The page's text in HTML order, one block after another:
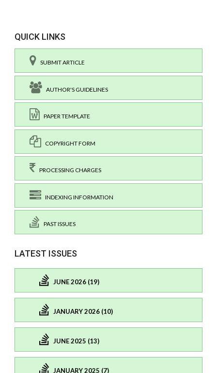
QUICK LINKS
SUBMIT ARTICLE
AUTHOR'S GUIDELINES
PAPER TEMPLATE
COPYRIGHT FORM
PROCESSING CHARGES
INDEXING INFORMATION
PAST ISSUES
LATEST ISSUES
JUNE 2026 (19)
JANUARY 2026 (10)
JUNE 2025 (13)
JANUARY 2025 (7)